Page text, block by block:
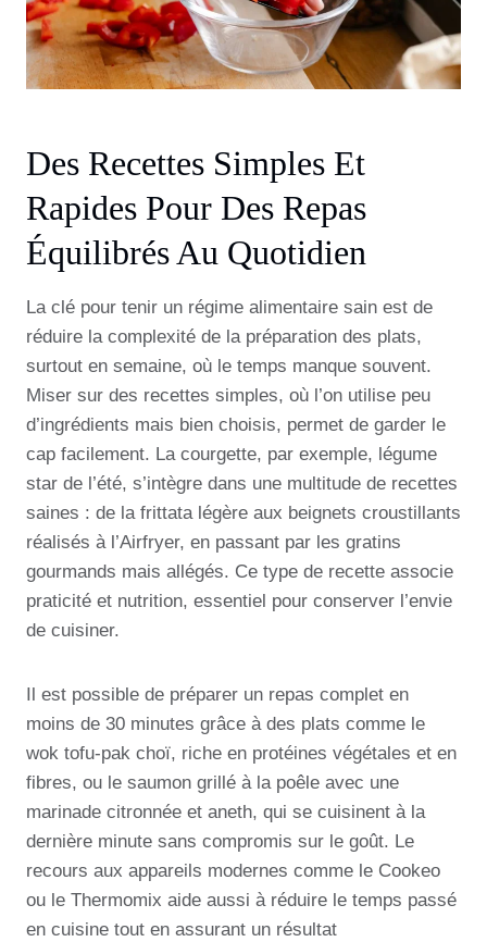
Des Recettes Simples Et
Rapides Pour Des Repas
Équilibrés Au Quotidien
La clé pour tenir un régime alimentaire sain est de
réduire la complexité de la préparation des plats,
surtout en semaine, où le temps manque souvent.
Miser sur des recettes simples, où l’on utilise peu
d’ingrédients mais bien choisis, permet de garder le
cap facilement. La courgette, par exemple, légume
star de l’été, s’intègre dans une multitude de recettes
saines : de la frittata légère aux beignets croustillants
réalisés à l’Airfryer, en passant par les gratins
gourmands mais allégés. Ce type de recette associe
praticité et nutrition, essentiel pour conserver l’envie
de cuisiner.
Il est possible de préparer un repas complet en
moins de 30 minutes grâce à des plats comme le
wok tofu-pak choï, riche en protéines végétales et en
fibres, ou le saumon grillé à la poêle avec une
marinade citronnée et aneth, qui se cuisinent à la
dernière minute sans compromis sur le goût. Le
recours aux appareils modernes comme le Cookeo
ou le Thermomix aide aussi à réduire le temps passé
en cuisine tout en assurant un résultat